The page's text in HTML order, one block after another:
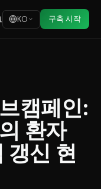
KO 구축 시작
캠페인:
환자
갱신 현